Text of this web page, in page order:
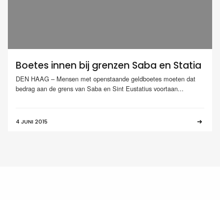
Boetes innen bij grenzen Saba en Statia
DEN HAAG – Mensen met openstaande geldboetes moeten dat
bedrag aan de grens van Saba en Sint Eustatius voortaan...
4 JUNI 2015